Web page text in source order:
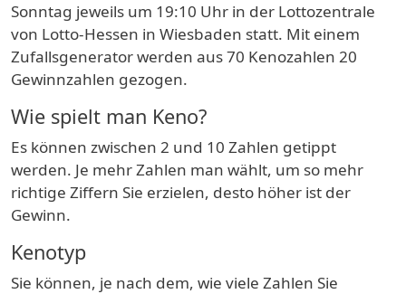
Sonntag jeweils um 19:10 Uhr in der Lottozentrale
von Lotto-Hessen in Wiesbaden statt. Mit einem
Zufallsgenerator werden aus 70 Kenozahlen 20
Gewinnzahlen gezogen.
Wie spielt man Keno?
Es können zwischen 2 und 10 Zahlen getippt
werden. Je mehr Zahlen man wählt, um so mehr
richtige Ziffern Sie erzielen, desto höher ist der
Gewinn.
Kenotyp
Sie können, je nach dem, wie viele Zahlen Sie